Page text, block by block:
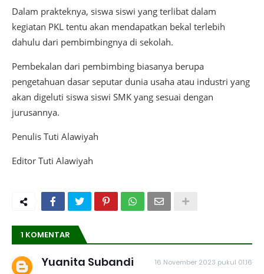
Dalam prakteknya, siswa siswi yang terlibat dalam
kegiatan PKL tentu akan mendapatkan bekal terlebih
dahulu dari pembimbingnya di sekolah.
Pembekalan dari pembimbing biasanya berupa
pengetahuan dasar seputar dunia usaha atau industri yang
akan digeluti siswa siswi SMK yang sesuai dengan
jurusannya.
Penulis Tuti Alawiyah
Editor Tuti Alawiyah
1 KOMENTAR
Yuanita Subandi 16 November 2023 pukul 01.16